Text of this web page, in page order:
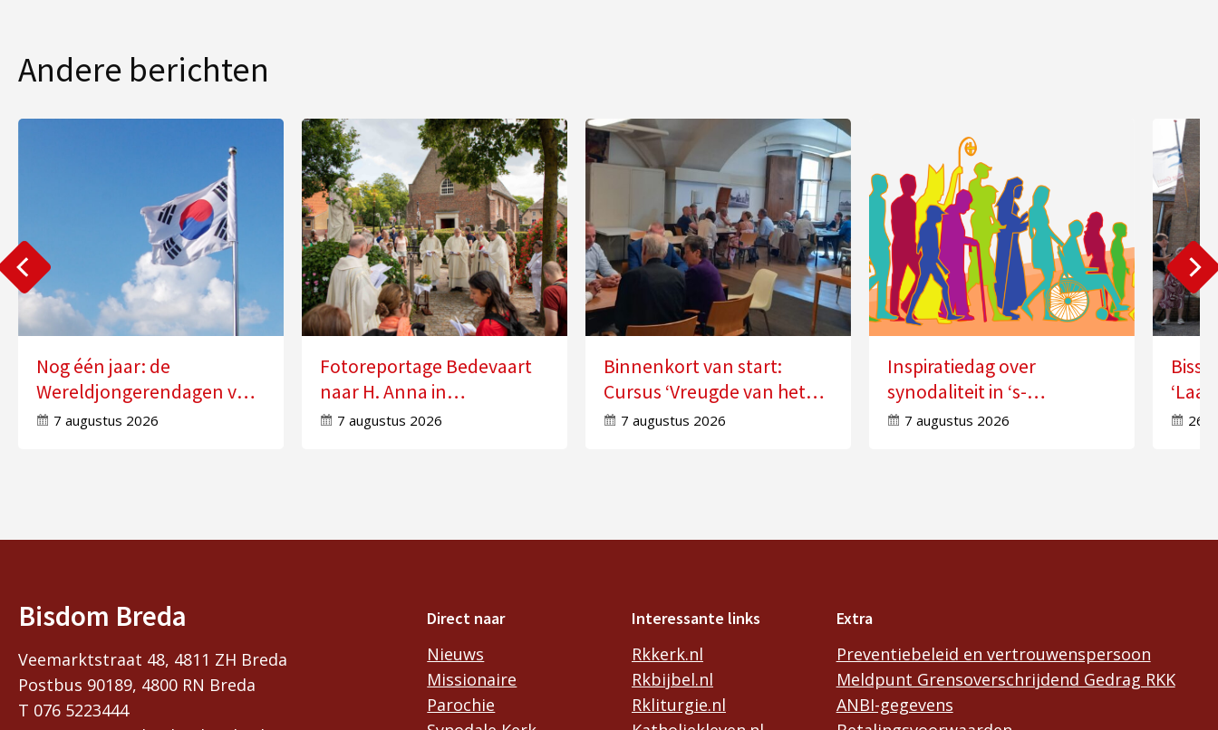
Andere berichten
Nog één jaar: de
Wereldjongerendagen van
2027 in Seoul
7 augustus 2026
Fotoreportage Bedevaart
naar H. Anna in
Molenschot
7 augustus 2026
Binnenkort van start:
Cursus ‘Vreugde van het
Evangelie ervaren’
7 augustus 2026
Inspiratiedag over
synodaliteit in ‘s-
Hertogenbosch
7 augustus 2026 26
Bisdom Breda
Veemarktstraat 48, 4811 ZH Breda
Postbus 90189, 4800 RN Breda
T 076 5223444
Direct naar
Nieuws
Missionaire
Parochie
Interessante links
Rkkerk.nl
Rkbijbel.nl
Rkliturgie.nl
Extra
Preventiebeleid en vertrouwenspersoon
Meldpunt Grensoverschrijdend Gedrag RKK
ANBI-gegevens